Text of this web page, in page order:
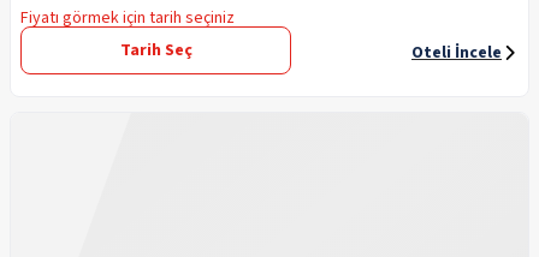
Fiyatı görmek için tarih seçiniz
Tarih Seç
Oteli İncele